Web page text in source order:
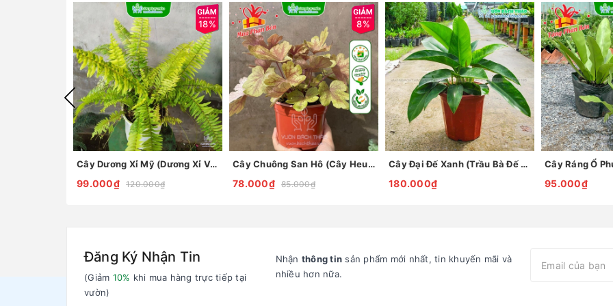
18%
Cây Dương Xỉ Mỹ (Dương Xỉ Vàng)
99.000₫ 120.000₫
8%
Cây Chuông San Hô (Cây Heuchera)
78.000₫ 85.000₫
Cây Đại Đế Xanh (Trầu Bà Đế Vương Xanh)
180.000₫
Cây Ráng Ổ
95.000₫
Đăng Ký Nhận Tin
(Giảm 10% khi mua hàng trực tiếp tại
vườn)
Nhận thông tin sản phẩm mới nhất, tin khuyến mãi và
nhiều hơn nữa.